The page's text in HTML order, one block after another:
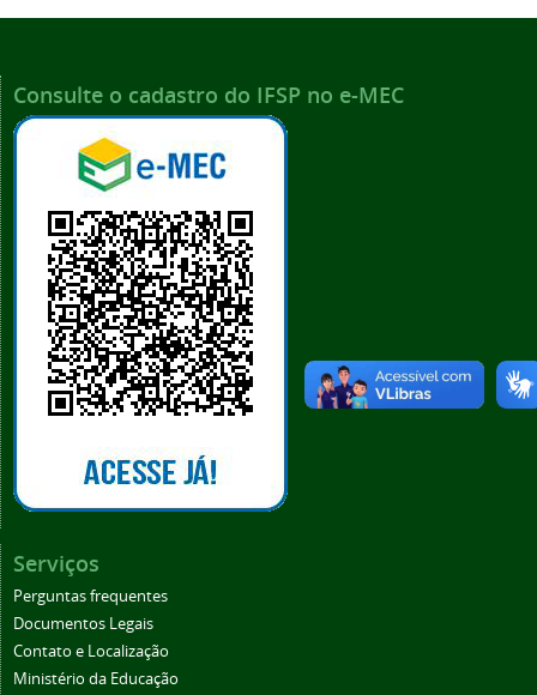
Consulte o cadastro do IFSP no e-MEC
Serviços
Perguntas frequentes
Documentos Legais
Contato e Localização
Ministério da Educação